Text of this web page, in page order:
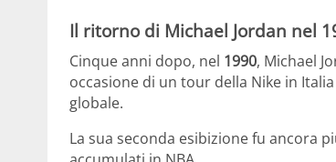
Il ritorno di Michael Jordan nel
Cinque anni dopo, nel 1990, Michael
occasione di un tour della Nike in
globale.
La sua seconda esibizione fu ancora